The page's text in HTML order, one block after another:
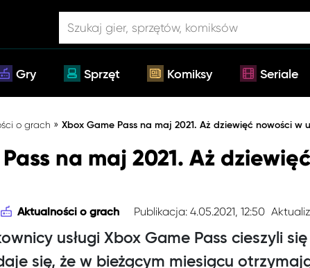
Gry Sprzęt Komiksy Seriale
o grach » Xbox Game Pass na maj 2021. Aż dziewięć nowości w
na maj 2021. Aż
Aktualności o grach Publikacja: 4.05.2021, 12:50
usługi Xbox Game Pass cieszyli
się, że w bieżącym miesiącu